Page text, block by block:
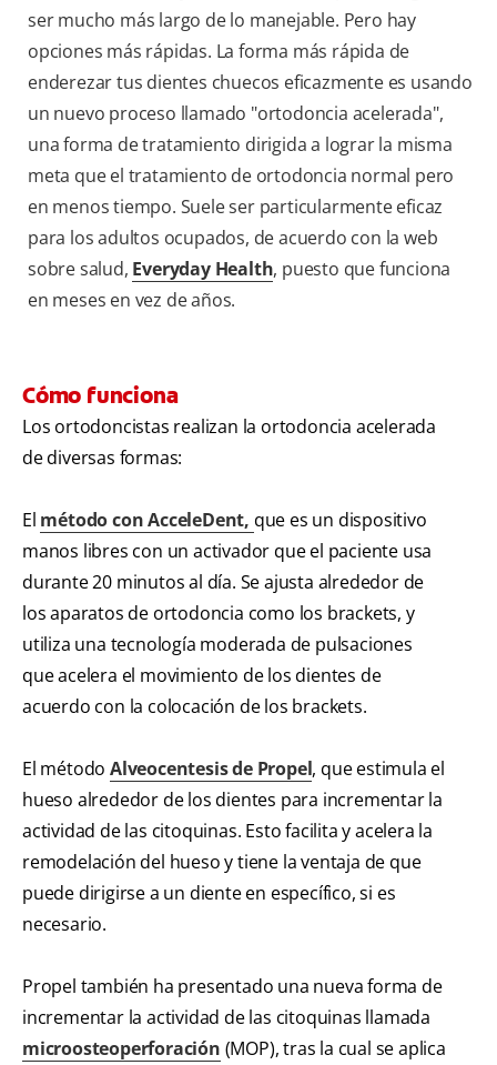
ser mucho más largo de lo manejable. Pero hay
opciones más rápidas. La forma más rápida de
enderezar tus dientes chuecos eficazmente es usando
un nuevo proceso llamado "ortodoncia acelerada",
una forma de tratamiento dirigida a lograr la misma
meta que el tratamiento de ortodoncia normal pero
en menos tiempo. Suele ser particularmente eficaz
para los adultos ocupados, de acuerdo con la web
sobre salud, Everyday Health, puesto que funciona
en meses en vez de años.
Cómo funciona
Los ortodoncistas realizan la ortodoncia acelerada
de diversas formas:
El método con AcceleDent, que es un dispositivo
manos libres con un activador que el paciente usa
durante 20 minutos al día. Se ajusta alrededor de
los aparatos de ortodoncia como los brackets, y
utiliza una tecnología moderada de pulsaciones
que acelera el movimiento de los dientes de
acuerdo con la colocación de los brackets.
El método Alveocentesis de Propel, que estimula el
hueso alrededor de los dientes para incrementar la
actividad de las citoquinas. Esto facilita y acelera la
remodelación del hueso y tiene la ventaja de que
puede dirigirse a un diente en específico, si es
necesario.
Propel también ha presentado una nueva forma de
incrementar la actividad de las citoquinas llamada
microosteoperforación (MOP), tras la cual se aplica